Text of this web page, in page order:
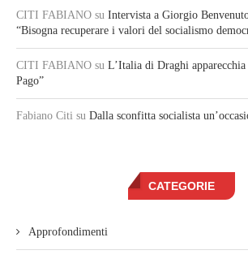
CITI FABIANO su Intervista a Giorgio
“Bisogna recuperare i valori del socialismo
CITI FABIANO su L’Italia di Draghi
Pago”
Fabiano Citi su Dalla sconfitta socialista
CATEGORIE
Approfondimenti